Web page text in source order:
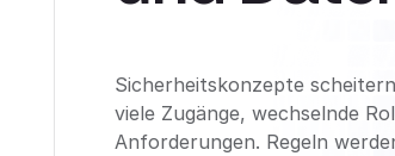
Sicherheitskonzepte
viele Zugänge, wechselnde
Anforderungen. Regeln